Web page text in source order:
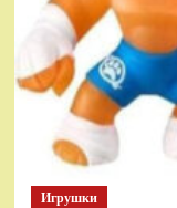
Игрушки